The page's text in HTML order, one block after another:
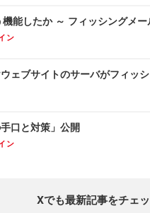
能したか ～ フィッシングメ
ン
ェブサイトのサーバがフィッ
口と対策」公開
ン
Xでも最新記事をチェッ